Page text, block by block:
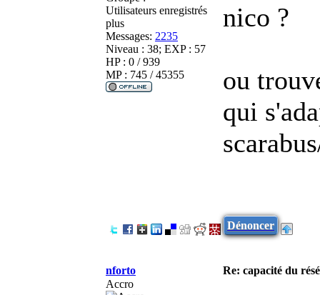
Utilisateurs enregistrés
plus
Messages: 2235
Niveau : 38; EXP : 57
HP : 0 / 939
MP : 745 / 45355
nico ?
ou
qui
Dénoncer
nforto
Re: capacité du
Accro